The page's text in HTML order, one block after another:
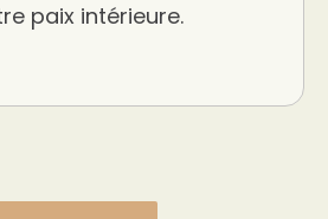
paix intérieure.